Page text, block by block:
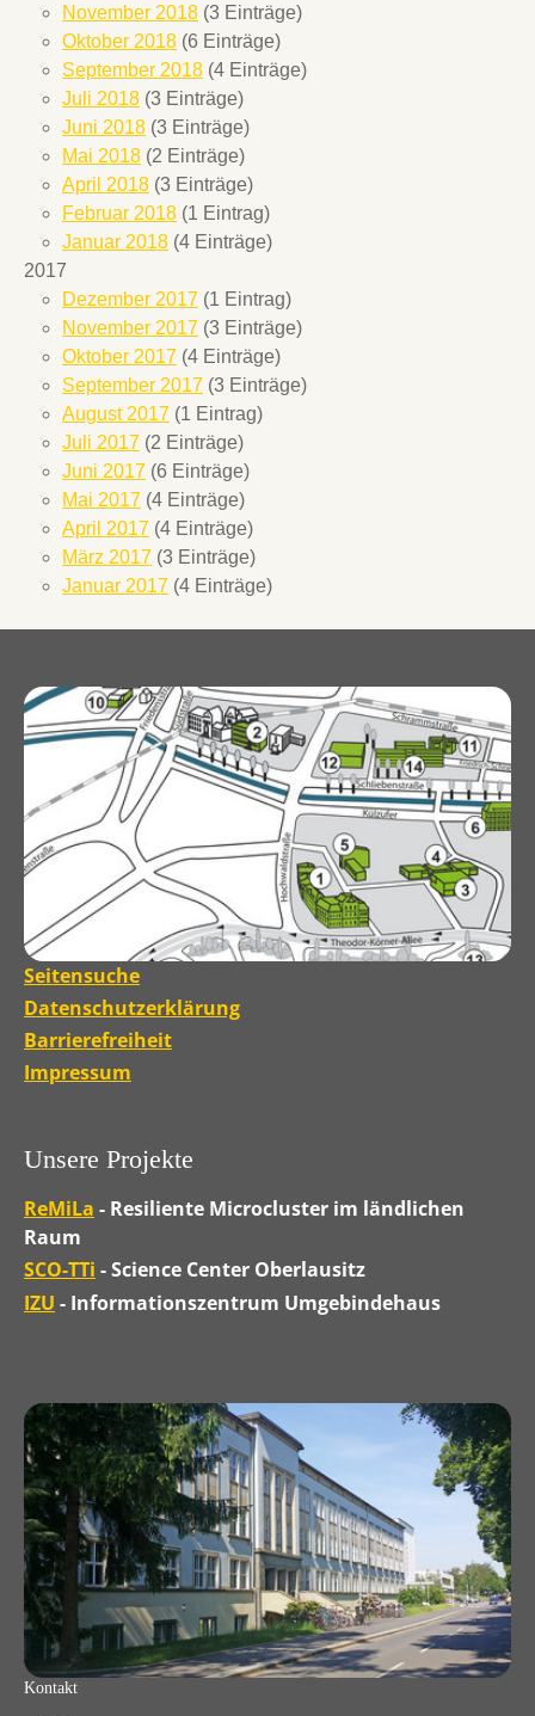
November 2018 (3 Einträge)
Oktober 2018 (6 Einträge)
September 2018 (4 Einträge)
Juli 2018 (3 Einträge)
Juni 2018 (3 Einträge)
Mai 2018 (2 Einträge)
April 2018 (3 Einträge)
Februar 2018 (1 Eintrag)
Januar 2018 (4 Einträge)
2017
Dezember 2017 (1 Eintrag)
November 2017 (3 Einträge)
Oktober 2017 (4 Einträge)
September 2017 (3 Einträge)
August 2017 (1 Eintrag)
Juli 2017 (2 Einträge)
Juni 2017 (6 Einträge)
Mai 2017 (4 Einträge)
April 2017 (4 Einträge)
März 2017 (3 Einträge)
Januar 2017 (4 Einträge)
Seitensuche
Datenschutzerklärung
Barrierefreiheit
Impressum
Unsere Projekte
ReMiLa - Resiliente Microcluster im ländlichen
Raum
SCO-TTi - Science Center Oberlausitz
IZU - Informationszentrum Umgebindehaus
Kontakt